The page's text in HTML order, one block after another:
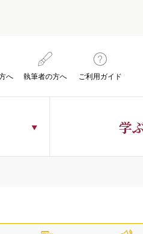
へ 執筆者の方へ ご利用ガイド
学